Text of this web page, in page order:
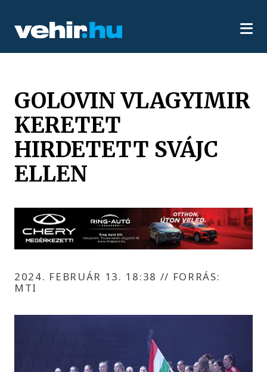
GOLOVIN VLAGYIMIR
KERETET
HIRDETETT SVÁJC
ELLEN
2024. FEBRUÁR 13. 18:38 // FORRÁS:
MTI